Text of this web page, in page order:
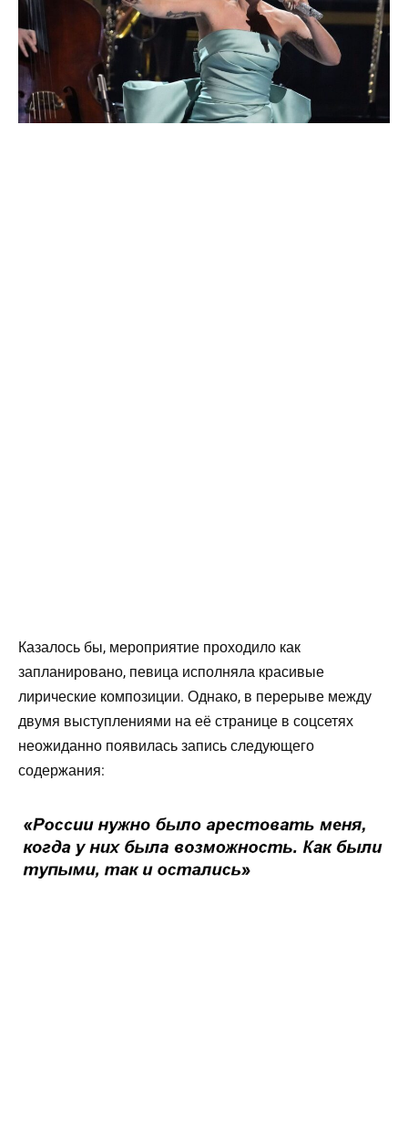
Казалось бы, мероприятие проходило как
запланировано, певица исполняла красивые
лирические композиции. Однако, в перерыве между
двумя выступлениями на её странице в соцсетях
неожиданно появилась запись следующего
содержания: